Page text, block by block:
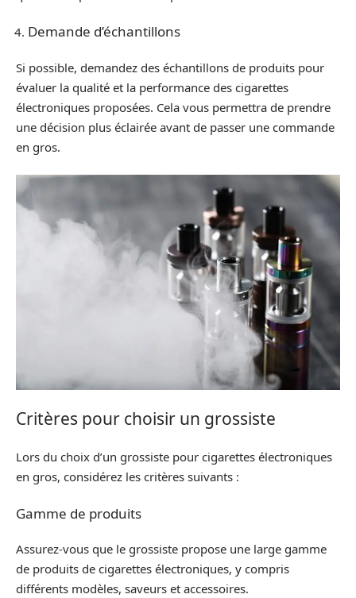
Demande d’échantillons
Si possible, demandez des échantillons de produits pour
évaluer la qualité et la performance des cigarettes
électroniques proposées. Cela vous permettra de prendre
une décision plus éclairée avant de passer une commande
en gros.
Critères pour choisir un grossiste
Lors du choix d’un grossiste pour cigarettes électroniques
en gros, considérez les critères suivants :
Gamme de produits
Assurez-vous que le grossiste propose une large gamme
de produits de cigarettes électroniques, y compris
différents modèles, saveurs et accessoires.